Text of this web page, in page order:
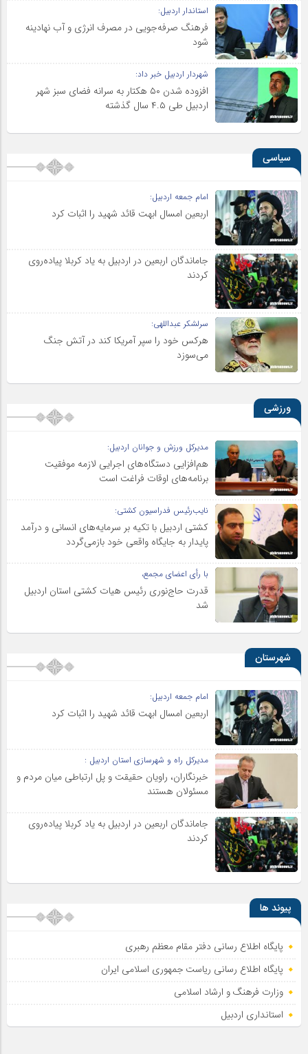
استاندار اردبیل:
فرهنگ صرفه‌جویی در مصرف انرژی و آب نهادینه
شود
شهردار اردبیل خبر داد:
افزوده شدن ۵۰ هکتار به سرانه فضای سبز شهر
اردبیل طی ۴.۵ سال گذشته
سیاسی
امام جمعه اردبیل:
اربعین امسال ابهت قائد شهید را اثبات کرد
جاماندگان اربعین در اردبیل به یاد کربلا پیاده‌روی
کردند
سرلشکر عبداللهی:
هرکس خود را سپر آمریکا کند در آتش جنگ
می‌سوزد
ورزشی
مدیرکل ورزش و جوانان اردبیل:
هم‌افزایی دستگاه‌های اجرایی لازمه موفقیت
برنامه‌های اوقات فراغت است
نایب‌رئیس فدراسیون کشتی:
کشتی اردبیل با تکیه بر سرمایه‌های انسانی و درآمد
پایدار به جایگاه واقعی خود بازمی‌گردد
با رأی اعضای مجمع،
قدرت حاج‌نوری رئیس هیات کشتی استان اردبیل
شد
شهرستان
امام جمعه اردبیل:
اربعین امسال ابهت قائد شهید را اثبات کرد
مدیرکل راه و شهرسازی استان اردبیل :
خبرنگاران، راویان حقیقت و پل ارتباطی میان مردم و
مسئولان هستند
جاماندگان اربعین در اردبیل به یاد کربلا پیاده‌روی
کردند
پیوند ها
پایگاه اطلاع رسانی دفتر مقام معظم رهبری
پایگاه اطلاع‌ رسانی ریاست‌ جمهوری اسلامی ایران
وزارت فرهنگ و ارشاد اسلامی
استانداری اردبیل